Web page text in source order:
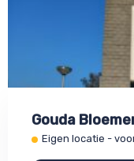
Gouda
Eigen locatie -